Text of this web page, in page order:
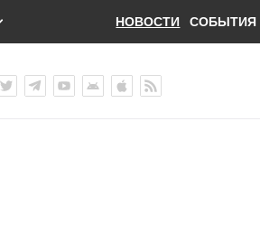
НОВОСТИ СОБЫТИЯ